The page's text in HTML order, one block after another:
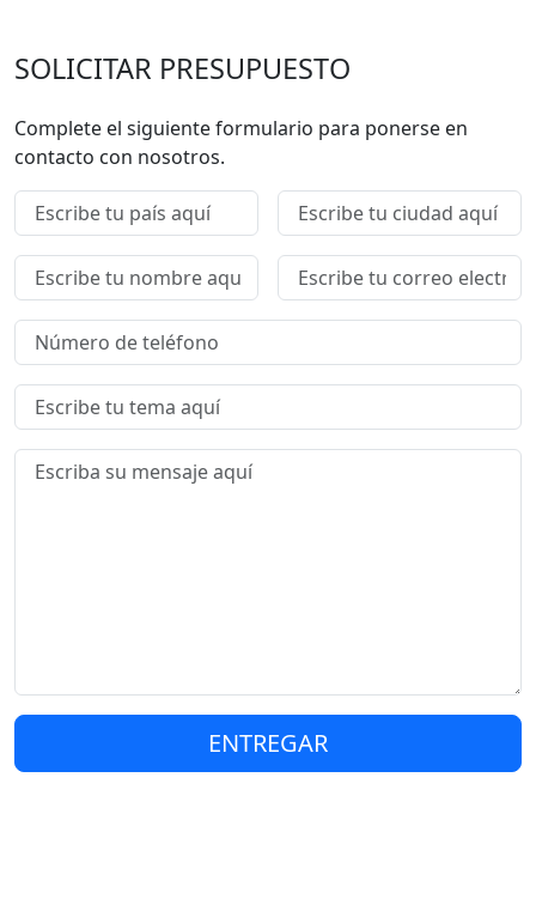
SOLICITAR PRESUPUESTO
Complete el siguiente formulario para ponerse en
contacto con nosotros.
ENTREGAR